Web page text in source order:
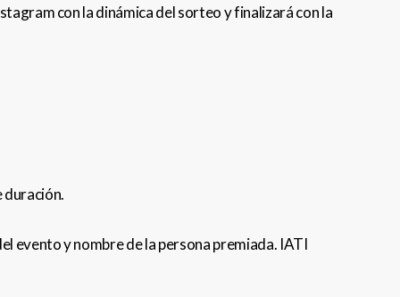
con la dinámica del sorteo y finalizará con la
duración.
evento y nombre de la persona premiada. IATI